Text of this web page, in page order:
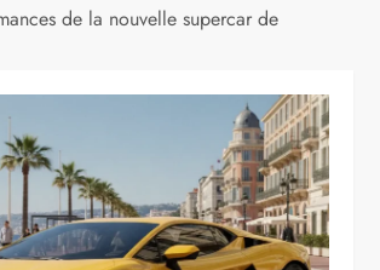
de la nouvelle supercar de